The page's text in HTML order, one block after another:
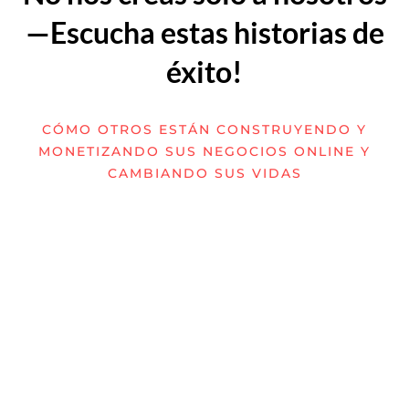
—Escucha estas historias de
éxito!
CÓMO OTROS ESTÁN CONSTRUYENDO Y
MONETIZANDO SUS NEGOCIOS ONLINE Y
CAMBIANDO SUS VIDAS